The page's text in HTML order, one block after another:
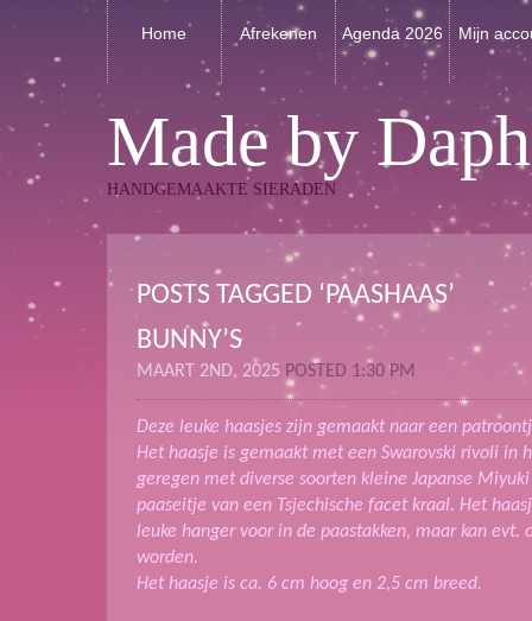
Home Afrekenen Agenda 2026 Mijn
Made by
HANDGEMAAKTE SIERADEN
POSTS TAGGED ‘PAASHAAS’
BUNNY’S
MAART 2ND, 2025 POSTED 1:30 PM
Deze leuke haasjes zijn gemaakt naar een
Het haasje is gemaakt met een Swarovski rivoli in
geregen met diverse soorten kleine Japanse
paaseitje van een Tsjechische facet kraal. Het
leuke hanger voor in de paastakken, maar kan evt.
worden.
Het haasje is ca. 6 cm hoog en 2,5 cm breed.